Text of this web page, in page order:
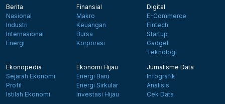
Berita
Nasional
Industri
Internasional
Energi
Finansial
Makro
Keuangan
Bursa
Korporasi
Digital
E-Commerce
Fintech
Startup
Gadget
Teknologi
Ekonopedia
Sejarah Ekonomi
Profil
Istilah Ekonomi
Ekonomi Hijau
Energi Baru
Energi Sirkular
Investasi Hijau
Jurnalisme Data
Infografik
Analisis
Cek Data